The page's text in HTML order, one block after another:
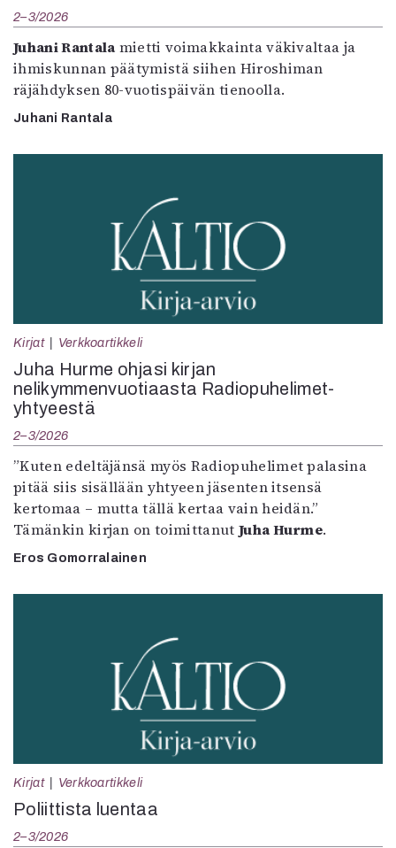
2–3/2026
Juhani Rantala mietti voimakkainta väkivaltaa ja
ihmiskunnan päätymistä siihen Hiroshiman
räjähdyksen 80-vuotispäivän tienoolla.
Juhani Rantala
Kirjat Verkkoartikkeli
Juha Hurme ohjasi kirjan
nelikymmenvuotiaasta Radiopuhelimet-
yhtyeestä
2–3/2026
”Kuten edeltäjänsä myös Radiopuhelimet palasina
pitää siis sisällään yhtyeen jäsenten itsensä
kertomaa – mutta tällä kertaa vain heidän.”
Tämänkin kirjan on toimittanut Juha Hurme.
Eros Gomorralainen
Kirjat Verkkoartikkeli
Poliittista luentaa
2–3/2026